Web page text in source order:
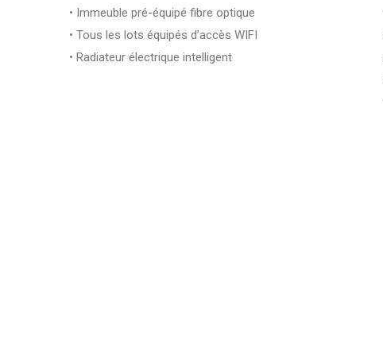
• Immeuble pré-équipé fibre optique
• Tous les lots équipés d’accès WIFI
• Radiateur électrique intelligent